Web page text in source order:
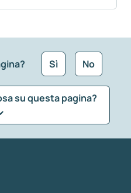
Sì No
su questa pagina?
segnalazione